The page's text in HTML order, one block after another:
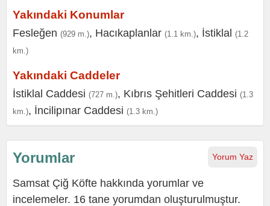
Yakındaki Konumlar
Fesleğen (929 m.), Hacıkaplanlar (1.1 km.), İstiklal (1.2
km.)
Yakındaki Caddeler
İstiklal Caddesi (727 m.), Kıbrıs Şehitleri Caddesi (1.3
km.), İncilipınar Caddesi (1.3 km.)
Yorum Yaz
Yorumlar
Samsat Çiğ Köfte hakkında yorumlar ve
incelemeler. 16 tane yorumdan oluşturulmuştur.